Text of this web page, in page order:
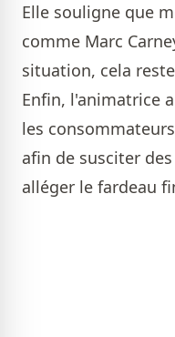
Elle souligne que
comme Marc
situation, cela
Enfin, l'animatrice
les
afin de susciter
alléger le fardeau